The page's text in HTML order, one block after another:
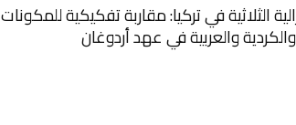
الثلاثية في تركيا: مقاربة تفكيكية للمكونات
والكردية والعربية في عهد أردوغان